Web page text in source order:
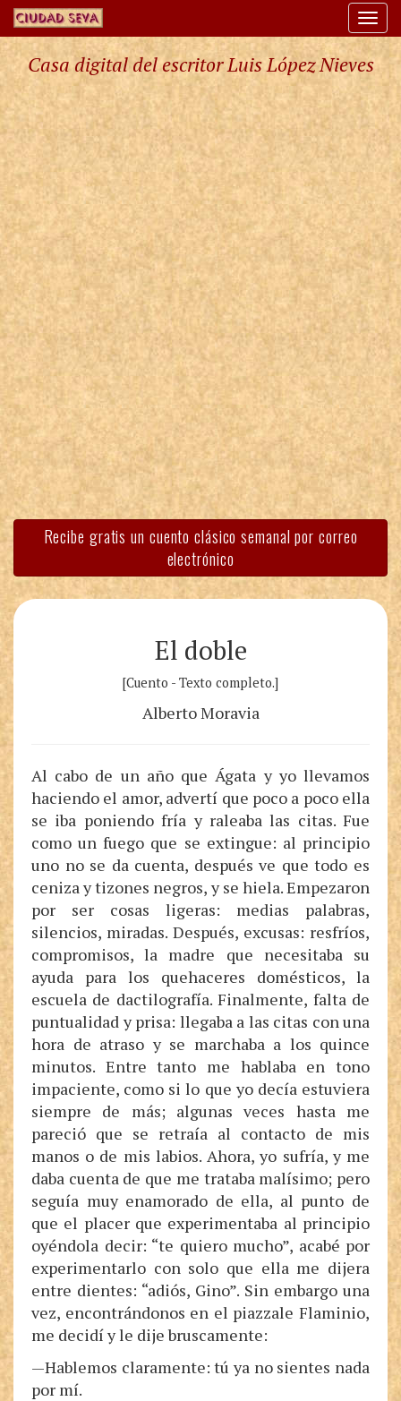
Casa digital del escritor Luis López Nieves
Recibe gratis un cuento clásico semanal por correo
electrónico
El doble
[Cuento - Texto completo.]
Alberto Moravia
Al cabo de un año que Ágata y yo llevamos
haciendo el amor, advertí que poco a poco ella
se iba poniendo fría y raleaba las citas. Fue
como un fuego que se extingue: al principio
uno no se da cuenta, después ve que todo es
ceniza y tizones negros, y se hiela. Empezaron
por ser cosas ligeras: medias palabras,
silencios, miradas. Después, excusas: resfríos,
compromisos, la madre que necesitaba su
ayuda para los quehaceres domésticos, la
escuela de dactilografía. Finalmente, falta de
puntualidad y prisa: llegaba a las citas con una
hora de atraso y se marchaba a los quince
minutos. Entre tanto me hablaba en tono
impaciente, como si lo que yo decía estuviera
siempre de más; algunas veces hasta me
pareció que se retraía al contacto de mis
manos o de mis labios. Ahora, yo sufría, y me
daba cuenta de que me trataba malísimo; pero
seguía muy enamorado de ella, al punto de
que el placer que experimentaba al principio
oyéndola decir: “te quiero mucho”, acabé por
experimentarlo con solo que ella me dijera
entre dientes: “adiós, Gino”. Sin embargo una
vez, encontrándonos en el piazzale Flaminio,
me decidí y le dije bruscamente:
—Hablemos claramente: tú ya no sientes nada
por mí.